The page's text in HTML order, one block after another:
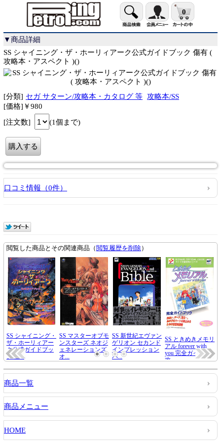
0
▼商品詳細
SS シャイニング・ザ・ホーリィアーク公式ガイドブック 傷有 (
攻略本・アスペクト )()
[分類] セガ サターン/攻略本・カタログ 等 攻略本/SS
[価格]￥980
[注文数]
(1個まで)
口コミ情報（0件）
商品一覧
商品メニュー
HOME